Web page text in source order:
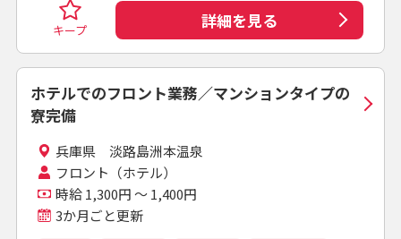
キープ 詳細を見る
ホテルでのフロント業務／マンションタイプの
寮完備
兵庫県 淡路島洲本温泉
フロント（ホテル）
時給 1,300円 ～ 1,400円
3か月ごと更新